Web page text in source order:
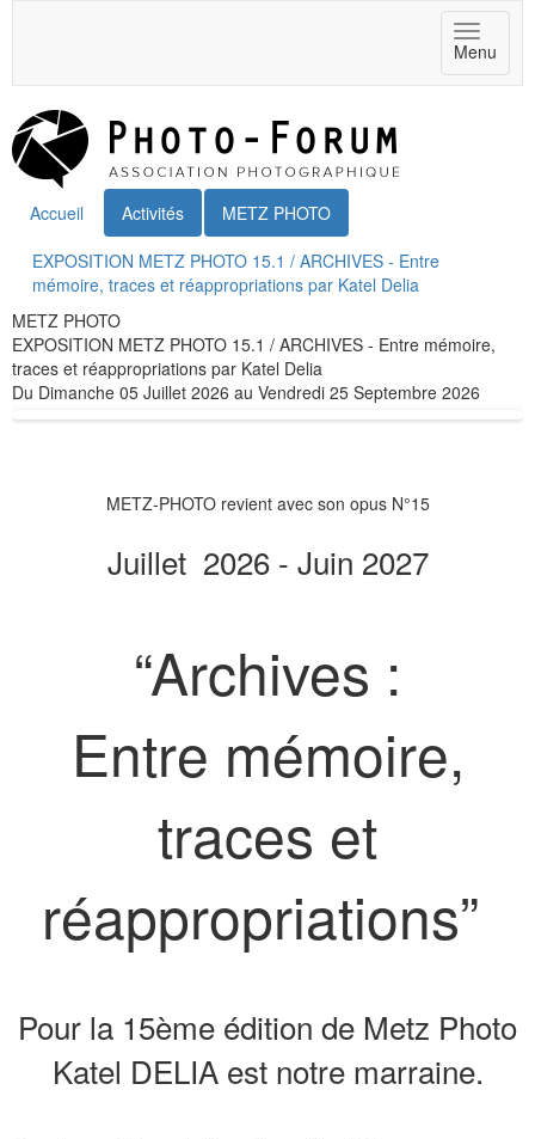
Toggle
Menu
Accueil Activités
METZ PHOTO
EXPOSITION METZ PHOTO 15.1 / ARCHIVES - Entre
mémoire, traces et réappropriations par Katel Delia
METZ PHOTO
EXPOSITION METZ PHOTO 15.1 / ARCHIVES - Entre mémoire,
traces et réappropriations par Katel Delia
Du Dimanche 05 Juillet 2026 au Vendredi 25 Septembre 2026
METZ-PHOTO revient avec son opus N°15
Juillet 2026 - Juin 2027
“Archives :
Entre mémoire,
traces et
réappropriations”
Pour la 15ème édition de Metz Photo
Katel DELIA est notre marraine.